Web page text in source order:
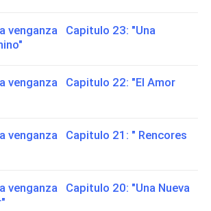
venganza Capitulo 23: "Una
venganza Capitulo 22: "El Amor
venganza Capitulo 21: " Rencores
venganza Capitulo 20: "Una Nueva